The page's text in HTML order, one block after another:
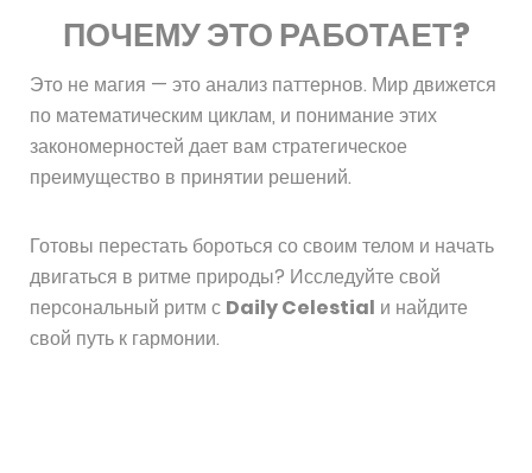
ПОЧЕМУ ЭТО РАБОТАЕТ?
Это не магия — это анализ паттернов. Мир движется
по математическим циклам, и понимание этих
закономерностей дает вам стратегическое
преимущество в принятии решений.
Готовы перестать бороться со своим телом и начать
двигаться в ритме природы? Исследуйте свой
персональный ритм с Daily Celestial и найдите
свой путь к гармонии.